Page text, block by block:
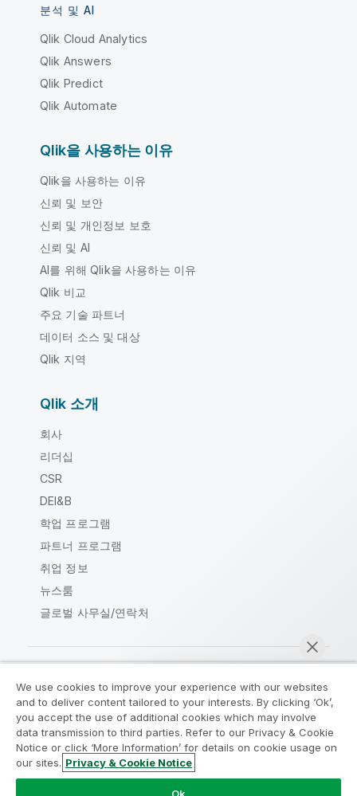
분석 및 AI
Qlik Cloud Analytics
Qlik Answers
Qlik Predict
Qlik Automate
Qlik을 사용하는 이유
Qlik을 사용하는 이유
신뢰 및 보안
신뢰 및 개인정보 보호
신뢰 및 AI
AI를 위해 Qlik을 사용하는 이유
Qlik 비교
주요 기술 파트너
데이터 소스 및 대상
Qlik 지역
Qlik 소개
회사
리더십
CSR
DEI&B
학업 프로그램
파트너 프로그램
취업 정보
뉴스룸
글로벌 사무실/연락처
Qlik Community
법적 계약 제품 약관
Legal Policies
Legal Policies
사용 약관
Do Not Share My Info
We use cookies to improve your experience with our websites
and to deliver content tailored to your interests. By clicking ‘Ok’,
you accept the use of additional cookies which may involve
data transmission to third parties. Refer to our Privacy & Cookie
Notice or click ‘More Information’ for details on cookie usage on
our sites. Privacy & Cookie Notice